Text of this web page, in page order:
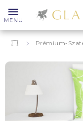
MENU
Prémium-
Kör Airy